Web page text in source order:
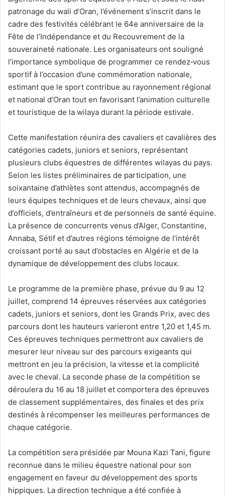
patronage du wali d’Oran, l’événement s’inscrit dans le
cadre des festivités célébrant le 64e anniversaire de la
Fête de l’Indépendance et du Recouvrement de la
souveraineté nationale. Les organisateurs ont souligné
l’importance symbolique de programmer ce rendez‑vous
sportif à l’occasion d’une commémoration nationale,
estimant que le sport contribue au rayonnement régional
et national d’Oran tout en favorisant l’animation culturelle
et touristique de la wilaya durant la période estivale.
Cette manifestation réunira des cavaliers et cavalières des
catégories cadets, juniors et seniors, représentant
plusieurs clubs équestres de différentes wilayas du pays.
Selon les listes préliminaires de participation, une
soixantaine d’athlètes sont attendus, accompagnés de
leurs équipes techniques et de leurs chevaux, ainsi que
d’officiels, d’entraîneurs et de personnels de santé équine.
La présence de concurrents venus d’Alger, Constantine,
Annaba, Sétif et d’autres régions témoigne de l’intérêt
croissant porté au saut d’obstacles en Algérie et de la
dynamique de développement des clubs locaux.
Le programme de la première phase, prévue du 9 au 12
juillet, comprend 14 épreuves réservées aux catégories
cadets, juniors et seniors, dont les Grands Prix, avec des
parcours dont les hauteurs varieront entre 1,20 et 1,45 m.
Ces épreuves techniques permettront aux cavaliers de
mesurer leur niveau sur des parcours exigeants qui
mettront en jeu la précision, la vitesse et la complicité
avec le cheval. La seconde phase de la compétition se
déroulera du 16 au 18 juillet et comportera des épreuves
de classement supplémentaires, des finales et des prix
destinés à récompenser les meilleures performances de
chaque catégorie.
La compétition sera présidée par Mouna Kazi Tani, figure
reconnue dans le milieu équestre national pour son
engagement en faveur du développement des sports
hippiques. La direction technique a été confiée à